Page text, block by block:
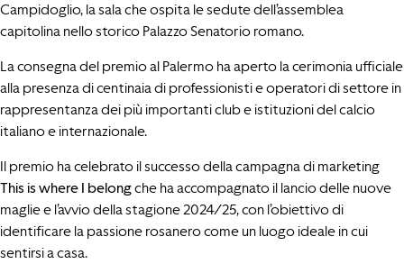
Campidoglio, la sala che ospita le sedute dell’assemblea
capitolina nello storico Palazzo Senatorio romano.
La consegna del premio al Palermo ha aperto la cerimonia ufficiale
alla presenza di centinaia di professionisti e operatori di settore in
rappresentanza dei più importanti club e istituzioni del calcio
italiano e internazionale.
Il premio ha celebrato il successo della campagna di marketing
This is where I belongche ha accompagnato il lancio delle nuove
maglie e l’avvio della stagione 2024/25, con l’obiettivo di
identificare la passione rosanero come un luogo ideale in cui
sentirsi a casa.